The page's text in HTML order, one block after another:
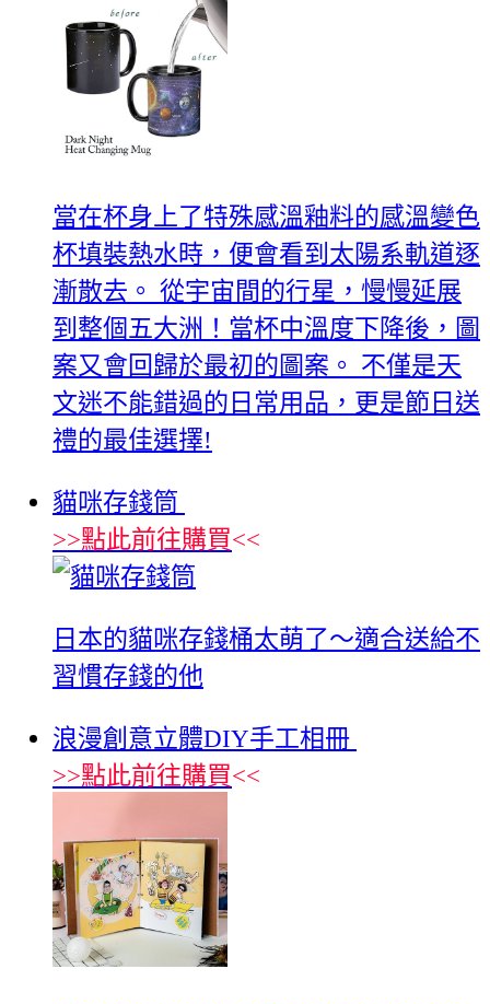
當在杯身上了特殊感溫釉料的感溫變色
杯填裝熱水時，便會看到太陽系軌道逐
漸散去。 從宇宙間的行星，慢慢延展
到整個五大洲！當杯中溫度下降後，圖
案又會回歸於最初的圖案。 不僅是天
文迷不能錯過的日常用品，更是節日送
禮的最佳選擇!
貓咪存錢筒
>>點此前往購買<<
‎日本的貓咪存錢桶太萌了～適合送給不
習慣存錢的他
浪漫創意立體DIY手工相冊
>>點此前往購買<<